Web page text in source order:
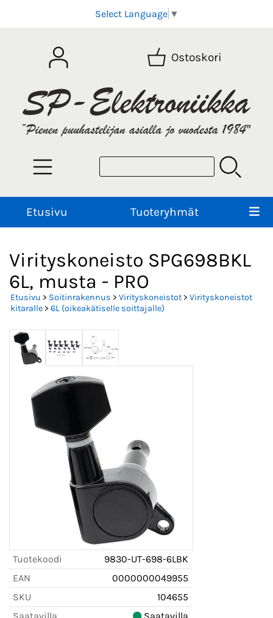
Select Language ▼
Ostoskori
Etusivu Tuoteryhmät
Virityskoneisto SPG698BKL
6L, musta - PRO
Etusivu > Soitinrakennus > Virityskoneistot> Virityskoneistot
kitaralle> 6L (oikeakätiselle soittajalle)
Tuotekoodi
9830-UT-698-6LBK
EAN
0000000049955
SKU
104655